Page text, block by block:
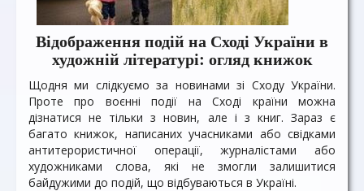
Відображення подій на Сході України в
художній літературі: огляд книжок
Щодня ми слідкуємо за новинами зі Сходу України.
Проте про воєнні події на Сході країни можна
дізнатися не тільки з новин, але і з книг. Зараз є
багато книжок, написаних учасниками або свідками
антитерористичної операції, журналістами або
художниками слова, які не змогли залишитися
байдужими до подій, що відбуваються в Україні.